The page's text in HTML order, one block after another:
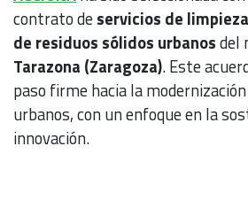
contrato deservicios de
de residuos sólidos urbanosdel
Tarazona (Zaragoza). Este
paso firme hacia la
urbanos, con un enfoque en la
innovación.